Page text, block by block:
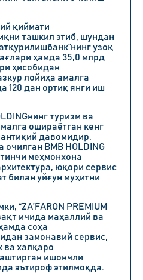
қиймати
ташкил этиб, шундан
узоқ
ҳамда 35,0 млрд
ҳисобидан
лойиҳа амалга
120 дан ортиқ янги иш
туризм ва
ошираётган кенг
давомидир.
BMB HOLDING
меҳмонхона
юқори сервис
билан уйғун муҳитни
“ZA’FARON PREMIUM
ичида маҳаллий ва
соҳа
замонавий сервис,
ва халқаро
ишончли
эътироф этилмоқда.